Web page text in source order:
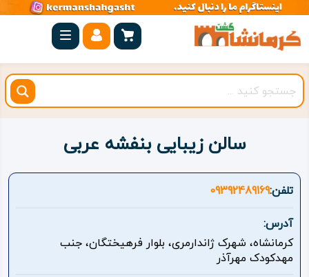
صفحه
اصلی
کرمانشاه
شهرستان
بیستون
روستاهای
هدف
اقامتگاه
سالن زیبایی بنفشه عربی
تلفن:09392489169
آدرس:
کرمانشاه، شهرک ژاندارمری، بلوار فرهیختگان، جنب
مهدکودک مهرآذر